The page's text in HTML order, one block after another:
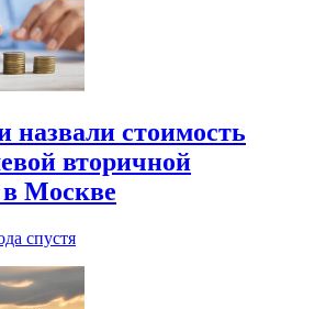
назвали стоимость
вторичной
Москве
спустя